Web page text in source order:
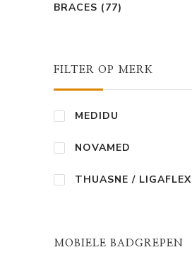
BRACES (77)
FILTER OP MERK
MEDIDU
NOVAMED
THUASNE / LIGAFLEX
MOBIELE BADGREPEN